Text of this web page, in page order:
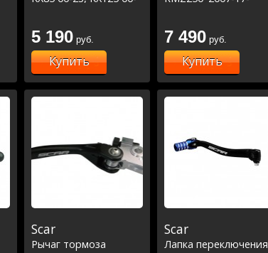
04 / RM-Z250 07-23,
RM-Z450 05-23
5 190 руб.
Купить
7 490 руб.
Купить
Scar
Рычаг тормоза
Scar
Лапка переключения